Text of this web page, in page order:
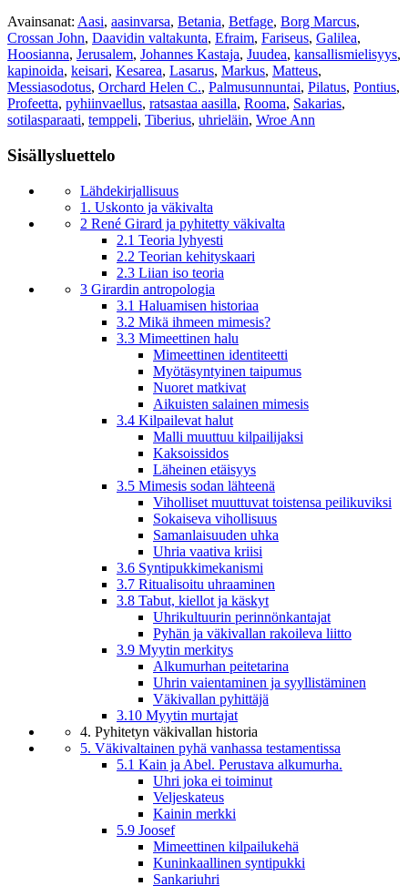
Avainsanat: Aasi, aasinvarsa, Betania, Betfage, Borg Marcus,
Crossan John, Daavidin valtakunta, Efraim, Fariseus, Galilea,
Hoosianna, Jerusalem, Johannes Kastaja, Juudea, kansallismielisyys,
kapinoida, keisari, Kesarea, Lasarus, Markus, Matteus,
Messiasodotus, Orchard Helen C., Palmusunnuntai, Pilatus, Pontius,
Profeetta, pyhiinvaellus, ratsastaa aasilla, Rooma, Sakarias,
sotilasparaati, temppeli, Tiberius, uhrieläin, Wroe Ann
Sisällysluettelo
Lähdekirjallisuus
1. Uskonto ja väkivalta
2 René Girard ja pyhitetty väkivalta
2.1 Teoria lyhyesti
2.2 Teorian kehityskaari
2.3 Liian iso teoria
3 Girardin antropologia
3.1 Haluamisen historiaa
3.2 Mikä ihmeen mimesis?
3.3 Mimeettinen halu
Mimeettinen identiteetti
Myötäsyntyinen taipumus
Nuoret matkivat
Aikuisten salainen mimesis
3.4 Kilpailevat halut
Malli muuttuu kilpailijaksi
Kaksoissidos
Läheinen etäisyys
3.5 Mimesis sodan lähteenä
Viholliset muuttuvat toistensa peilikuviksi
Sokaiseva vihollisuus
Samanlaisuuden uhka
Uhria vaativa kriisi
3.6 Syntipukkimekanismi
3.7 Ritualisoitu uhraaminen
3.8 Tabut, kiellot ja käskyt
Uhrikultuurin perinnönkantajat
Pyhän ja väkivallan rakoileva liitto
3.9 Myytin merkitys
Alkumurhan peitetarina
Uhrin vaientaminen ja syyllistäminen
Väkivallan pyhittäjä
3.10 Myytin murtajat
4. Pyhitetyn väkivallan historia
5. Väkivaltainen pyhä vanhassa testamentissa
5.1 Kain ja Abel. Perustava alkumurha.
Uhri joka ei toiminut
Veljeskateus
Kainin merkki
5.9 Joosef
Mimeettinen kilpailukehä
Kuninkaallinen syntipukki
Sankariuhri